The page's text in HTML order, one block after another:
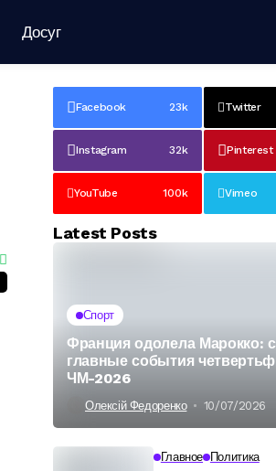
Досуг
Facebook 23k Twitter
Instagram 32k Pinterest
YouTube 100k Vimeo
Latest Posts
Спорт
Франция одолела Марокко:
главные события
ЧМ-2026
Олексій Федоренко 10/07/2026
Главное Политика